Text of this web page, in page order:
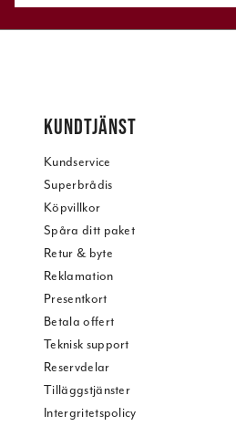
KUNDTJÄNST
Kundservice
Superbrådis
Köpvillkor
Spåra ditt paket
Retur & byte
Reklamation
Presentkort
Betala offert
Teknisk support
Reservdelar
Tilläggstjänster
Intergritetspolicy